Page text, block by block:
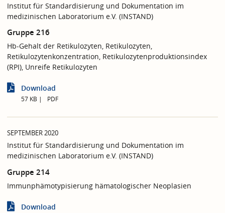
Institut für Standardisierung und Dokumentation im
medizinischen Laboratorium e.V. (INSTAND)
Gruppe 216
Hb-Gehalt der Retikulozyten, Retikulozyten,
Retikulozytenkonzentration, Retikulozytenproduktionsindex
(RPI), Unreife Retikulozyten
Download
57 KB PDF
SEPTEMBER 2020
Institut für Standardisierung und Dokumentation im
medizinischen Laboratorium e.V. (INSTAND)
Gruppe 214
Immunphämotypisierung hämatologischer Neoplasien
Download